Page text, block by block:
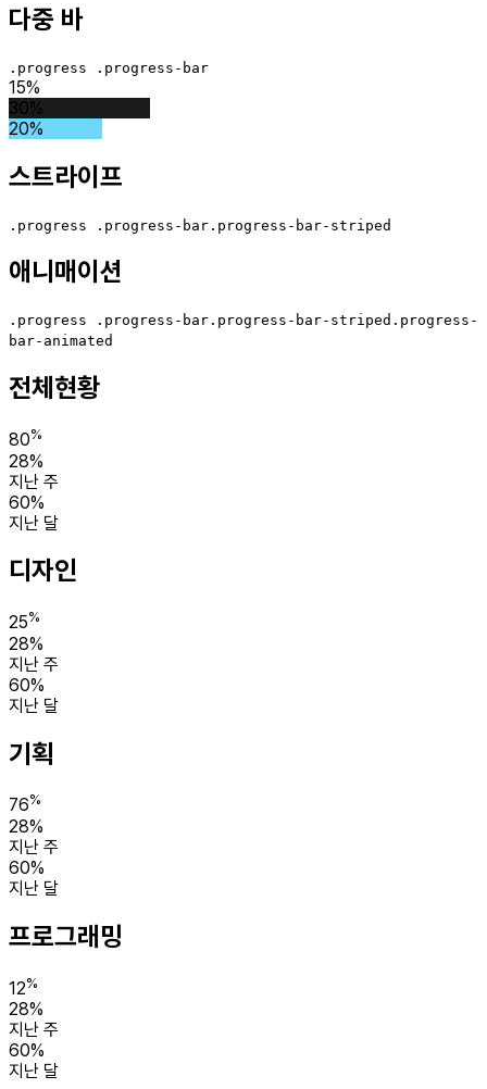
다중 바
.progress .progress-bar
15%
30%
20%
스트라이프
.progress .progress-bar.progress-bar-striped
애니매이션
.progress .progress-bar.progress-bar-striped.progress-
bar-animated
전체현황
80%
28%
지난 주
60%
지난 달
디자인
25%
28%
지난 주
60%
지난 달
기획
76%
28%
지난 주
60%
지난 달
프로그래밍
12%
28%
지난 주
60%
지난 달